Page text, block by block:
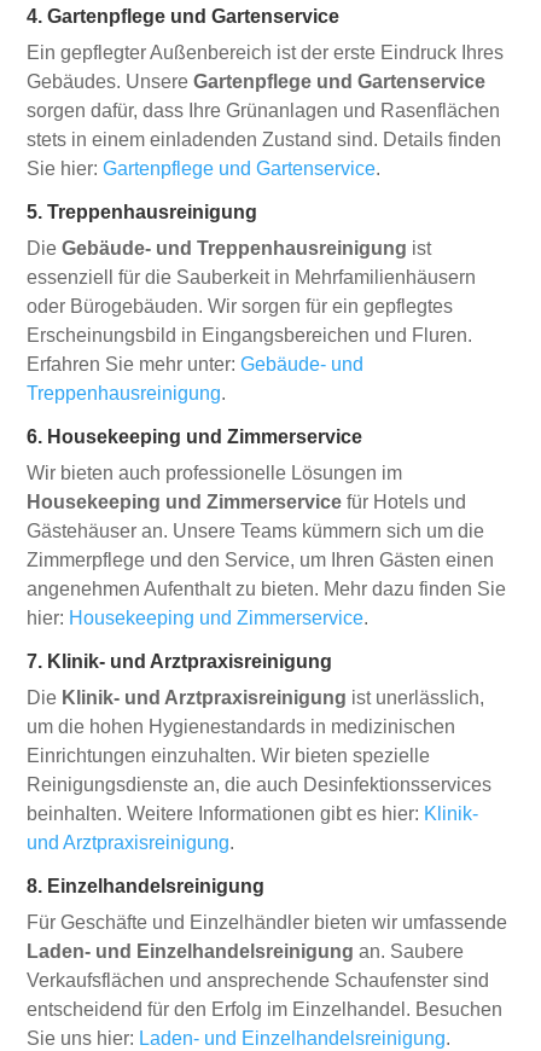
4. Gartenpflege und Gartenservice
Ein gepflegter Außenbereich ist der erste Eindruck Ihres
Gebäudes. UnsereGartenpflege und Gartenservice
sorgen dafür, dass Ihre Grünanlagen und Rasenflächen
stets in einem einladenden Zustand sind. Details finden
Sie hier:Gartenpflege und Gartenservice.
5. Treppenhausreinigung
DieGebäude- und Treppenhausreinigung ist
essenziell für die Sauberkeit in Mehrfamilienhäusern
oder Bürogebäuden. Wir sorgen für ein gepflegtes
Erscheinungsbild in Eingangsbereichen und Fluren.
Erfahren Sie mehr unter:Gebäude- und
Treppenhausreinigung.
6. Housekeeping und Zimmerservice
Wir bieten auch professionelle Lösungen im
Housekeeping und Zimmerservice für Hotels und
Gästehäuser an. Unsere Teams kümmern sich um die
Zimmerpflege und den Service, um Ihren Gästen einen
angenehmen Aufenthalt zu bieten. Mehr dazu finden Sie
hier: Housekeeping und Zimmerservice.
7. Klinik- und Arztpraxisreinigung
Die Klinik- und Arztpraxisreinigung ist unerlässlich,
um die hohen Hygienestandards in medizinischen
Einrichtungen einzuhalten. Wir bieten spezielle
Reinigungsdienste an, die auch Desinfektionsservices
beinhalten. Weitere Informationen gibt es hier: Klinik-
und Arztpraxisreinigung.
8. Einzelhandelsreinigung
Für Geschäfte und Einzelhändler bieten wir umfassende
Laden- und Einzelhandelsreinigung an. Saubere
Verkaufsflächen und ansprechende Schaufenster sind
entscheidend für den Erfolg im Einzelhandel. Besuchen
Sie uns hier: Laden- und Einzelhandelsreinigung.